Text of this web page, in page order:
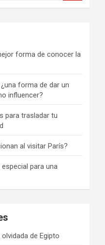
forma de conocer la
forma de dar un
influencer?
para trasladar tu
al visitar París?
para una
de Egipto